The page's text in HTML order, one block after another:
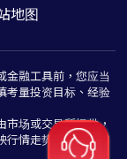
地图
金融工具前，您应当
考量投资目标、经验
场或交易所提供，
行情走势价格仅为指